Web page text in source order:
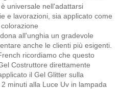
universale nell'adattarsi
e lavorazioni, sia applicato come
all'unghia un gradevole
anche le clienti più esigenti.
ricordiamo che questo
Costruttore direttamente
il Gel Glitter sulla
minuti alla Luce Uv in lampada